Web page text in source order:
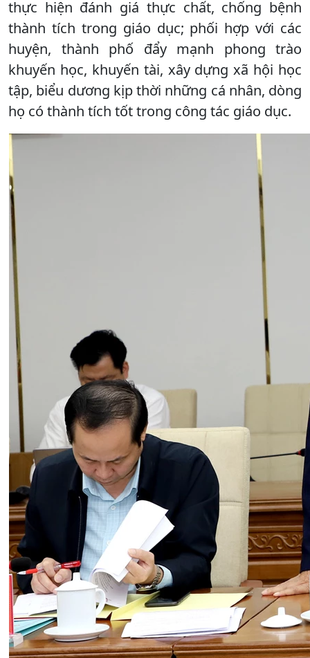
thực hiện đánh giá thực chất, chống bệnh
thành tích trong giáo dục; phối hợp với các
huyện, thành phố đẩy mạnh phong trào
khuyến học, khuyến tài, xây dựng xã hội học
tập, biểu dương kịp thời những cá nhân, dòng
họ có thành tích tốt trong công tác giáo dục.